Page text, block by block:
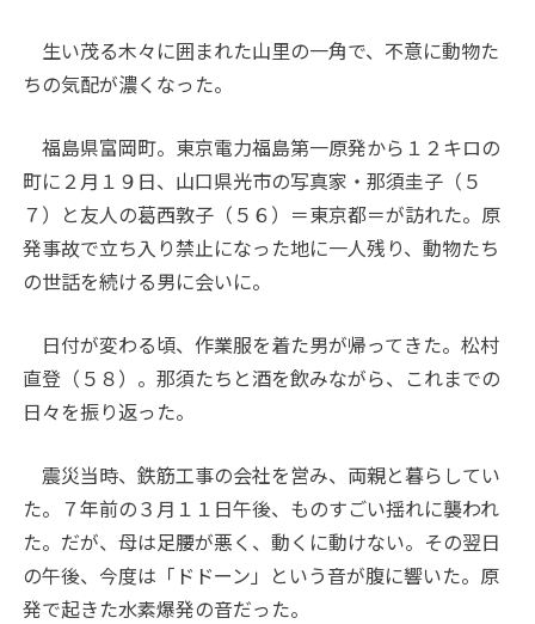
生い茂る木々に囲まれた山里の一角で、不意に動物た
ちの気配が濃くなった。
福島県富岡町。東京電力福島第一原発から１２キロの
町に２月１９日、山口県光市の写真家・那須圭子（５
７）と友人の葛西敦子（５６）＝東京都＝が訪れた。原
発事故で立ち入り禁止になった地に一人残り、動物たち
の世話を続ける男に会いに。
日付が変わる頃、作業服を着た男が帰ってきた。松村
直登（５８）。那須たちと酒を飲みながら、これまでの
日々を振り返った。
震災当時、鉄筋工事の会社を営み、両親と暮らしてい
た。７年前の３月１１日午後、ものすごい揺れに襲われ
た。だが、母は足腰が悪く、動くに動けない。その翌日
の午後、今度は「ドドーン」という音が腹に響いた。原
発で起きた水素爆発の音だった。